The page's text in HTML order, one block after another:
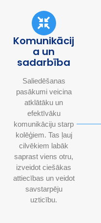
Komunikācij
a un
sadarbība
Saliedēšanas
pasākumi veicina
atklātāku un
efektīvāku
komunikāciju starp
kolēģiem. Tas ļauj
cilvēkiem labāk
saprast viens otru,
izveidot ciešākas
attiecības un veidot
savstarpēju
uzticību.